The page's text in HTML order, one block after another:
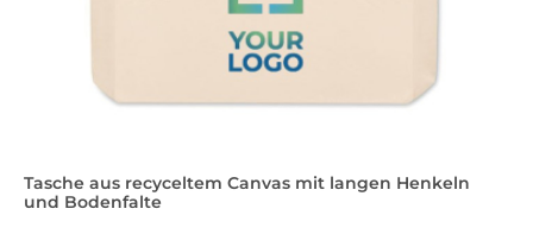
Tasche aus recyceltem Canvas mit langen Henkeln
und Bodenfalte